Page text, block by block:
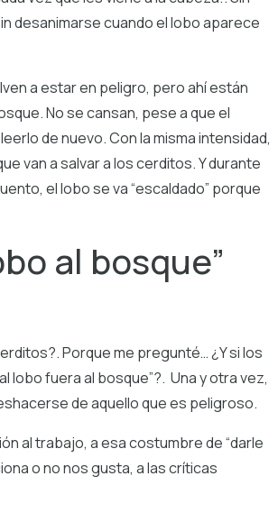
desanimarse cuando el lobo aparece
a estar en peligro, pero ahí están
No se cansan, pese a que el
de nuevo. Con la misma intensidad,
van a salvar a los cerditos. Y durante
el lobo se va “escaldado” porque
al bosque”
Porque me pregunté… ¿Y si los
lobo fuera al bosque”?. Una y otra vez,
de aquello que es peligroso.
al trabajo, a esa costumbre de “darle
o no nos gusta, a las críticas